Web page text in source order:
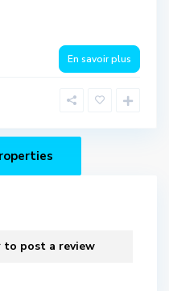
En savoir plus
to post a review